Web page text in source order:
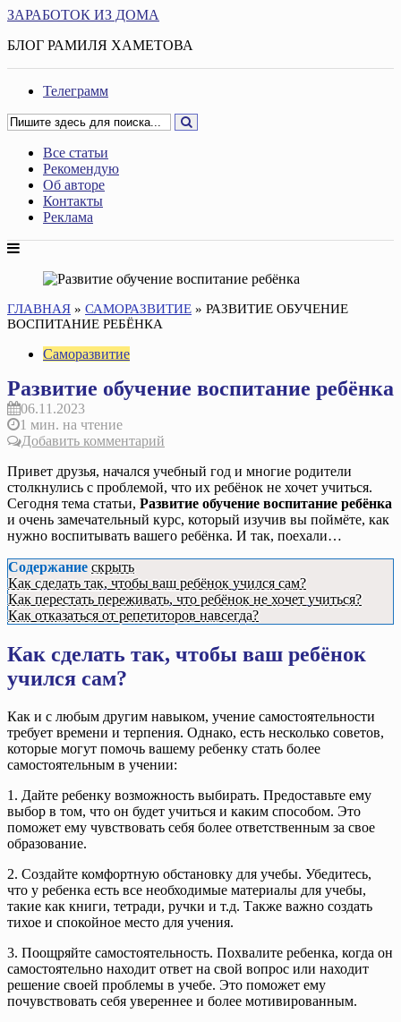
ЗАРАБОТОК ИЗ ДОМА
БЛОГ РАМИЛЯ ХАМЕТОВА
Телеграмм
Все статьи
Рекомендую
Об авторе
Контакты
Реклама
ГЛАВНАЯ » САМОРАЗВИТИЕ » РАЗВИТИЕ ОБУЧЕНИЕ
ВОСПИТАНИЕ РЕБЁНКА
Саморазвитие
Развитие обучение воспитание ребёнка
06.11.2023
1 мин. на чтение
Добавить комментарий
Привет друзья, начался учебный год и многие родители
столкнулись с проблемой, что их ребёнок не хочет учиться.
Сегодня тема статьи, Развитие обучение воспитание ребёнка
и очень замечательный курс, который изучив вы поймёте, как
нужно воспитывать вашего ребёнка. И так, поехали…
Содержание скрыть
Как сделать так, чтобы ваш ребёнок учился сам?
Как перестать переживать, что ребёнок не хочет учиться?
Как отказаться от репетиторов навсегда?
Как сделать так, чтобы ваш ребёнок
учился сам?
Как и с любым другим навыком, учение самостоятельности
требует времени и терпения. Однако, есть несколько советов,
которые могут помочь вашему ребенку стать более
самостоятельным в учении:
1. Дайте ребенку возможность выбирать. Предоставьте ему
выбор в том, что он будет учиться и каким способом. Это
поможет ему чувствовать себя более ответственным за свое
образование.
2. Создайте комфортную обстановку для учебы. Убедитесь,
что у ребенка есть все необходимые материалы для учебы,
такие как книги, тетради, ручки и т.д. Также важно создать
тихое и спокойное место для учения.
3. Поощряйте самостоятельность. Похвалите ребенка, когда он
самостоятельно находит ответ на свой вопрос или находит
решение своей проблемы в учебе. Это поможет ему
почувствовать себя увереннее и более мотивированным.